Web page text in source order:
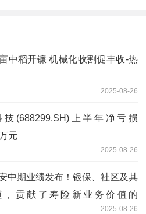
中稻开镰 机械化收割促丰收-热
2025-08-26
技(688299.SH)上半年净亏损
元
2025-08-26
中期业绩发布！银保、社区及其
，贡献了寿险新业务价值的
2025-08-26